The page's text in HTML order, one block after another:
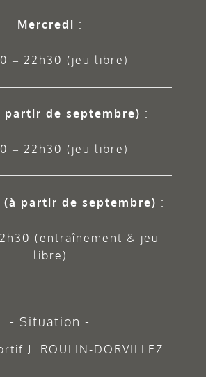
Mercredi :
– 22h30 (jeu libre)
partir de septembre) :
– 22h30 (jeu libre)
(à partir de septembre) :
(entraînement & jeu
libre)
Situation
J. ROULIN-DORVILLEZ